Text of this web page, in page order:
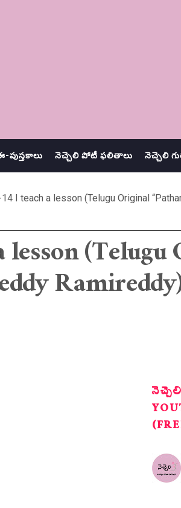
పుస్తకాలు నెచ్చెలి పోటీ ఫలితాలు నెచ్చెలి
I teach a lesson (Telugu Original